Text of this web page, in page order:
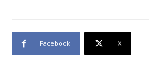
Facebook X